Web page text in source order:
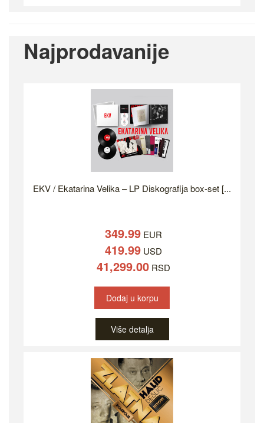
Najprodavanije
EKV / Ekatarina Velika – LP Diskografija box-set [...
349.99 EUR
419.99 USD
41,299.00 RSD
Dodaj u korpu
Više detalja